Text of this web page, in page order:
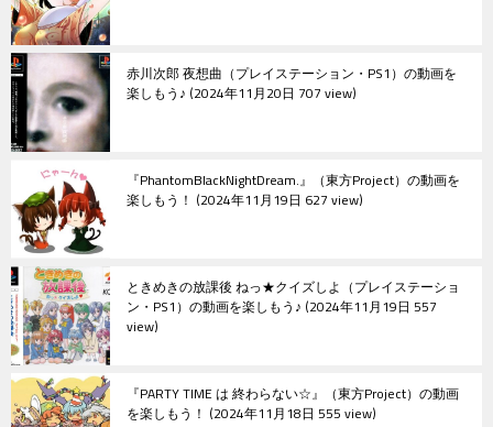
赤川次郎 夜想曲（プレイステーション・PS1）の動画を
楽しもう♪ 2024年11月20日 707 view
『PhantomBlackNightDream.』（東方Project）の動画を
楽しもう！ 2024年11月19日 627 view
ときめきの放課後 ねっ★クイズしよ（プレイステーショ
ン・PS1）の動画を楽しもう♪ 2024年11月19日 557
view
『PARTY TIME は 終わらない☆』（東方Project）の動画
を楽しもう！ 2024年11月18日 555 view